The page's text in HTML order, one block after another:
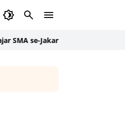
Budaya
Jakarta Selatan, Sanggar